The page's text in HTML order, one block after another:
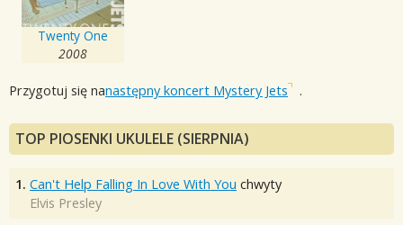
Twenty One
2008
Przygotuj się nanastępny koncert Mystery Jets .
TOP PIOSENKI UKULELE (SIERPNIA)
1. Can't Help Falling In Love With You chwyty
Elvis Presley